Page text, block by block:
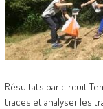
Résultats par circuit
traces et analyser les